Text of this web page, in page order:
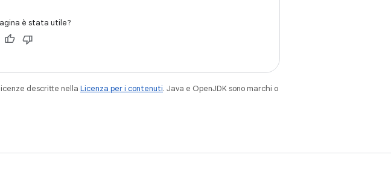
è stata utile?
descritte nella Licenza per i contenuti. Java e OpenJDK sono marchi o